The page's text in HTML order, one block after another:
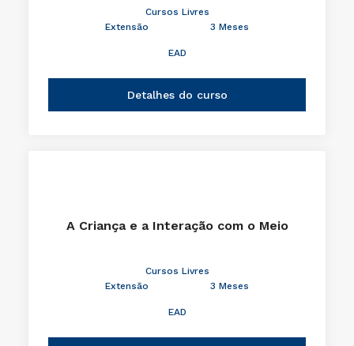
Cursos Livres
Extensão
3 Meses
EAD
Detalhes do curso
A Criança e a Interação com o Meio
Cursos Livres
Extensão
3 Meses
EAD